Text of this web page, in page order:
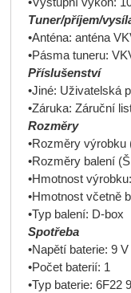
Tuner/příjem/
•Anténa: anténa
•Pásma tuneru:
Příslušenství
•Jiné: Uživatelská
•Záruka: Záruční
Rozměry
•Rozměry výrobku
•Rozměry balení
•Hmotnost
•Hmotnost včetně
•Typ balení: D-box
Spotřeba
•Napětí baterie: 9 V
•Počet baterií: 1
•Typ baterie: 6F22